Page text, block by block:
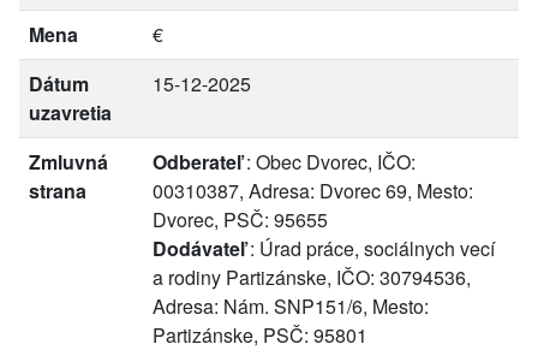
Mena
€
Dátum
uzavretia
15-12-2025
Zmluvná
strana
Odberateľ: Obec Dvorec, IČO:
00310387, Adresa: Dvorec 69, Mesto:
Dvorec, PSČ: 95655
Dodávateľ: Úrad práce, sociálnych vecí
a rodiny Partizánske, IČO: 30794536,
Adresa: Nám. SNP151/6, Mesto:
Partizánske, PSČ: 95801